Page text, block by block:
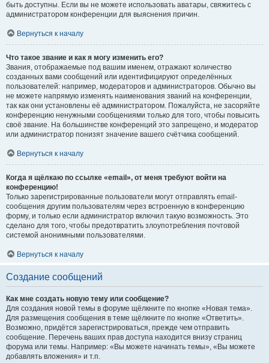
быть доступны. Если вы не можете использовать аватары, свяжитесь с
администратором конференции для выяснения причин.
Вернуться к началу
Что такое звание и как я могу изменить его?
Звания, отображаемые под вашим именем, отражают количество
созданных вами сообщений или идентифицируют определённых
пользователей: например, модераторов и администраторов. Обычно вы
не можете напрямую изменять наименования званий на конференции,
так как они установлены её администратором. Пожалуйста, не засоряйте
конференцию ненужными сообщениями только для того, чтобы повысить
своё звание. На большинстве конференций это запрещено, и модератор
или администратор понизят значение вашего счётчика сообщений.
Вернуться к началу
Когда я щёлкаю по ссылке «email», от меня требуют войти на
конференцию!
Только зарегистрированные пользователи могут отправлять email-
сообщения другим пользователям через встроенную в конференцию
форму, и только если администратор включил такую возможность. Это
сделано для того, чтобы предотвратить злоупотребления почтовой
системой анонимными пользователями.
Вернуться к началу
Создание сообщений
Как мне создать новую тему или сообщение?
Для создания новой темы в форуме щёлкните по кнопке «Новая тема».
Для размещения сообщения в теме щёлкните по кнопке «Ответить».
Возможно, придётся зарегистрироваться, прежде чем отправить
сообщение. Перечень ваших прав доступа находится внизу страниц
форума или темы. Например: «Вы можете начинать темы», «Вы можете
добавлять вложения» и т.п.